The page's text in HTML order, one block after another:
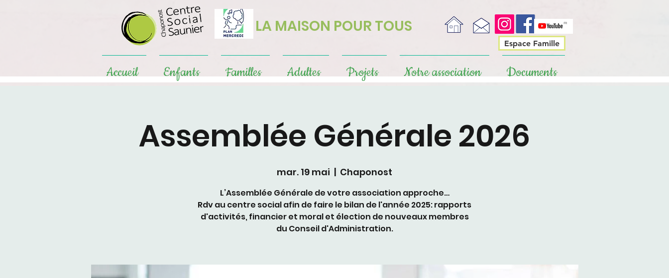
LA MAISON POUR TOUS
Espace Famille
Accueil Enfants Familles Adultes Projets Notre association Documents
Assemblée Générale 2026
mar. 19 mai
  |
Chaponost
L’Assemblée Générale de votre association approche…
Rdv au centre social afin de faire le bilan de l'année 2025: rapports
d'activités, financier et moral et élection de nouveaux membres
du Conseil d'Administration.